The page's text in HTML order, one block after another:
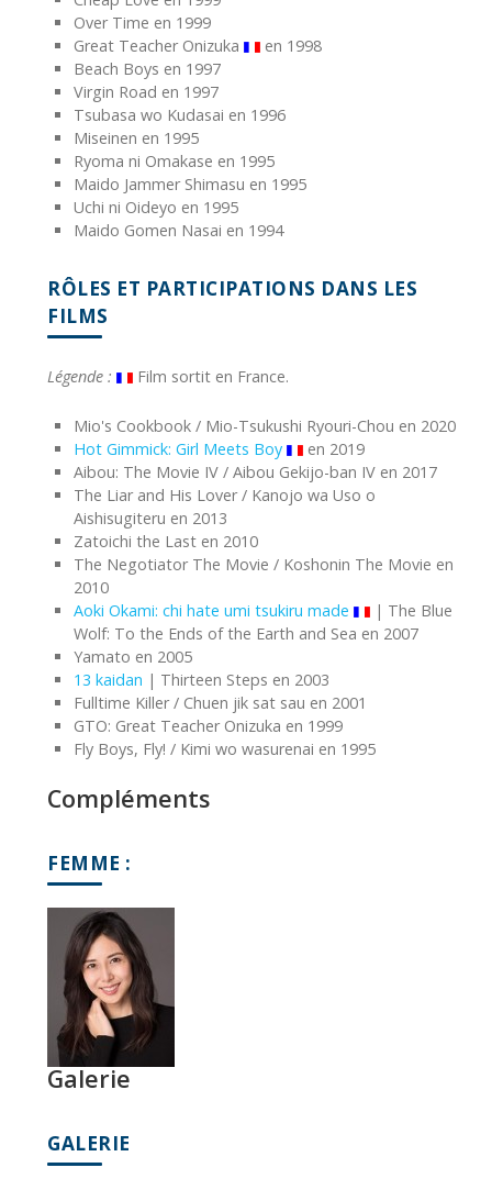
Over Time en 1999
Great Teacher Onizuka
en 1998
Beach Boys en 1997
Virgin Road en 1997
Tsubasa wo Kudasai en 1996
Miseinen en 1995
Ryoma ni Omakase en 1995
Maido Jammer Shimasu en 1995
Uchi ni Oideyo en 1995
Maido Gomen Nasai en 1994
RÔLES ET PARTICIPATIONS DANS LES
FILMS
Légende : Film sortit en France.
Mio's Cookbook / Mio-Tsukushi Ryouri-Chou en 2020
Hot Gimmick: Girl Meets Boy
en 2019
Aibou: The Movie IV / Aibou Gekijo-ban IV en 2017
The Liar and His Lover / Kanojo wa Uso o
Aishisugiteru en 2013
Zatoichi the Last en 2010
The Negotiator The Movie / Koshonin The Movie en
2010
Aoki Okami: chi hate umi tsukiru made
| The Blue
Wolf: To the Ends of the Earth and Sea en 2007
Yamato en 2005
13 kaidan | Thirteen Steps en 2003
Fulltime Killer / Chuen jik sat sau en 2001
GTO: Great Teacher Onizuka en 1999
Fly Boys, Fly! / Kimi wo wasurenai en 1995
Compléments
FEMME :
Galerie
GALERIE